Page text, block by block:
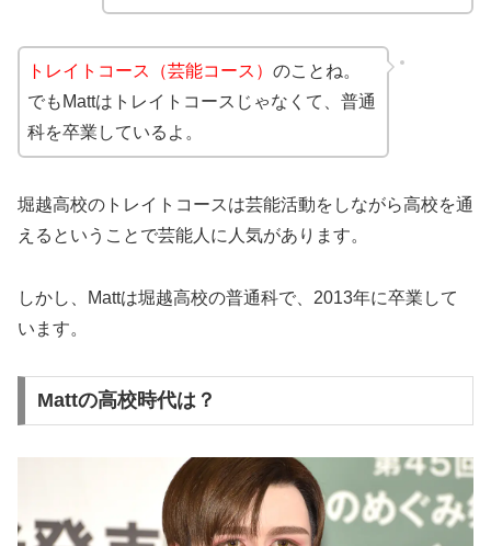
トレイトコース（芸能コース） のことね。
でもMattはトレイトコースじゃなくて、普通
科を卒業しているよ。
堀越高校のトレイトコースは芸能活動をしながら高校を通
えるということで芸能人に人気があります。
しかし、Mattは堀越高校の普通科で、2013年に卒業して
います。
Mattの高校時代は？